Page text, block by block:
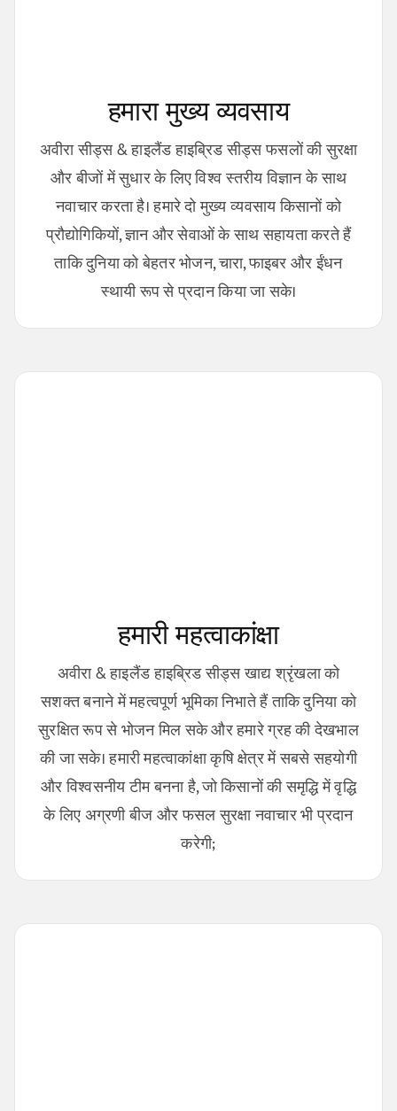
हमारा मुख्य व्यवसाय
अवीरा सीड्स & हाइलैंड हाइब्रिड सीड्स फसलों की सुरक्षा
और बीजों में सुधार के लिए विश्व स्तरीय विज्ञान के साथ
नवाचार करता है। हमारे दो मुख्य व्यवसाय किसानों को
प्रौद्योगिकियों, ज्ञान और सेवाओं के साथ सहायता करते हैं
ताकि दुनिया को बेहतर भोजन, चारा, फाइबर और ईंधन
स्थायी रूप से प्रदान किया जा सके।
हमारी महत्वाकांक्षा
अवीरा & हाइलैंड हाइब्रिड सीड्स खाद्य श्रृंखला को
सशक्त बनाने में महत्वपूर्ण भूमिका निभाते हैं ताकि दुनिया को
सुरक्षित रूप से भोजन मिल सके और हमारे ग्रह की देखभाल
की जा सके। हमारी महत्वाकांक्षा कृषि क्षेत्र में सबसे सहयोगी
और विश्वसनीय टीम बनना है, जो किसानों की समृद्धि में वृद्धि
के लिए अग्रणी बीज और फसल सुरक्षा नवाचार भी प्रदान
करेगी;